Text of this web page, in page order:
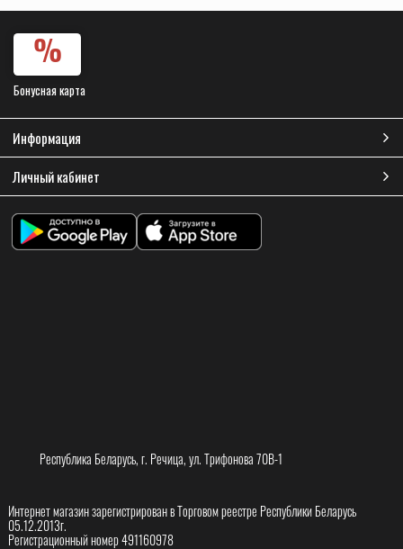
Бонусная карта
Информация
Личный кабинет
Республика Беларусь, г. Речица, ул. Трифонова 70В-1
Интернет магазин зарегистрирован в Торговом реестре Республики Беларусь
05.12.2013г.
Регистрационный номер 491160978